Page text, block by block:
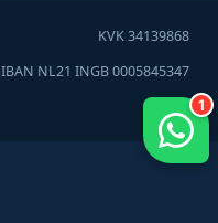
KVK 34139868
IBAN NL21 INGB 0005845347